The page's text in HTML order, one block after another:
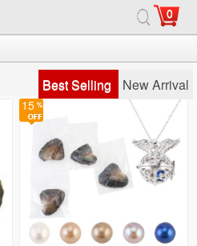
0
Best Selling New Arrival
15